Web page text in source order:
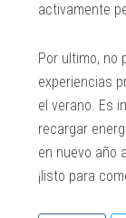
activamente
Por ultimo, no
experiencias
el verano. Es
recargar
en nuevo año
¡listo para